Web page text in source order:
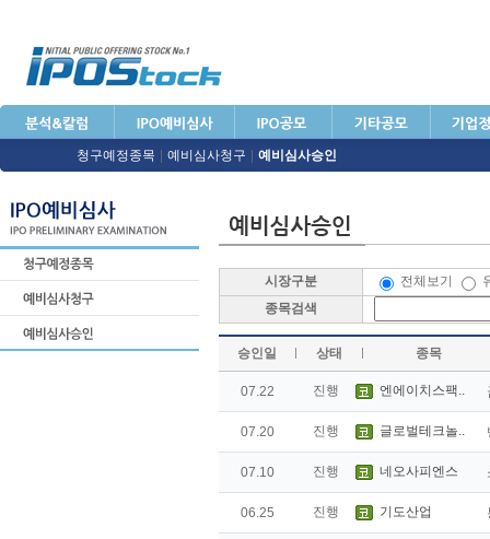
청구예정종목 예비심사청구 예비심사승인
시장구분 전체보기
종목검색
승인일 상태 종목
07.22 진행 엔에이치스팩..
07.20 진행 글로벌테크놀..
07.10 진행 네오사피엔스
06.25 진행 기도산업